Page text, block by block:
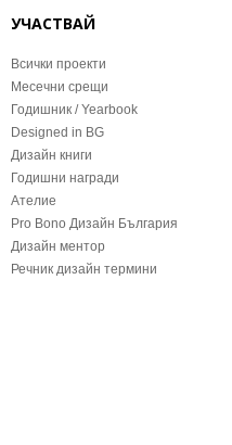
УЧАСТВАЙ
Всички проекти
Месечни срещи
Годишник / Yearbook
Designed in BG
Дизайн книги
Годишни награди
Ателие
Pro Bono Дизайн България
Дизайн ментор
Речник дизайн термини